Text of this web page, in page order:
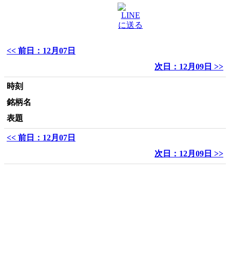
<< 前日：12月07日
次日：12月09日 >>
時刻
銘柄名
表題
<< 前日：12月07日
次日：12月09日 >>